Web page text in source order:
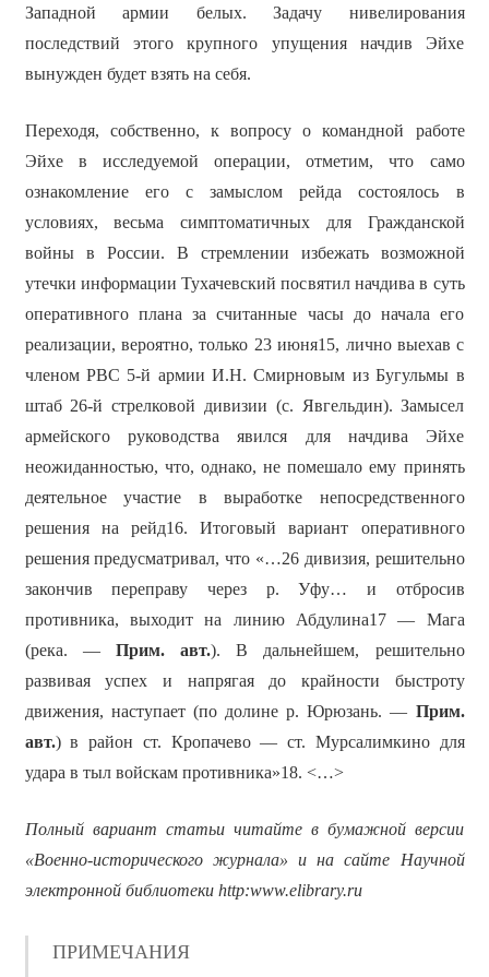
Западной армии белых. Задачу нивелирования
последствий этого крупного упущения начдив Эйхе
вынужден будет взять на себя.
Переходя, собственно, к вопросу о командной работе
Эйхе в исследуемой операции, отметим, что само
ознакомление его с замыслом рейда состоялось в
условиях, весьма симптоматичных для Гражданской
войны в России. В стремлении избежать возможной
утечки информации Тухачевский посвятил начдива в суть
оперативного плана за считанные часы до начала его
реализации, вероятно, только 23 июня15, лично выехав с
членом РВС 5-й армии И.Н. Смирновым из Бугульмы в
штаб 26-й стрелковой дивизии (с. Явгельдин). Замысел
армейского руководства явился для начдива Эйхе
неожиданностью, что, однако, не помешало ему принять
деятельное участие в выработке непосредственного
решения на рейд16. Итоговый вариант оперативного
решения предусматривал, что «…26 дивизия, решительно
закончив переправу через р. Уфу… и отбросив
противника, выходит на линию Абдулина17 — Мага
(река. — Прим. авт.). В дальнейшем, решительно
развивая успех и напрягая до крайности быстроту
движения, наступает (по долине р. Юрюзань. — Прим.
авт.) в район ст. Кропачево — ст. Мурсалимкино для
удара в тыл войскам противника»18. <…>
Полный вариант статьи читайте в бумажной версии
«Военно-исторического журнала» и на сайте Научной
электронной библиотеки http:www.elibrary.ru
ПРИМЕЧАНИЯ